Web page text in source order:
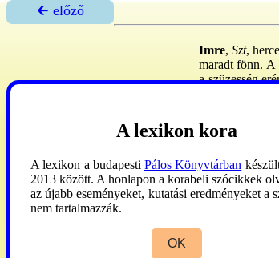
🡰 előző
Imre, Szt,
maradt fönn. A
a szüzesség
de nem élt
~ volt az
restaurációs
után csak
névből
emlékére. Az
eszmény
m. ifjúság
hg.
szarvas itt
neki a mellén
A lexikon kora
A lexikon a budapesti Pálos Könyvtárban
2013 között. A honlapon a korabeli szócikkek
az újabb eseményeket, kutatási eredményeket a
nem tartalmazzák.
OK